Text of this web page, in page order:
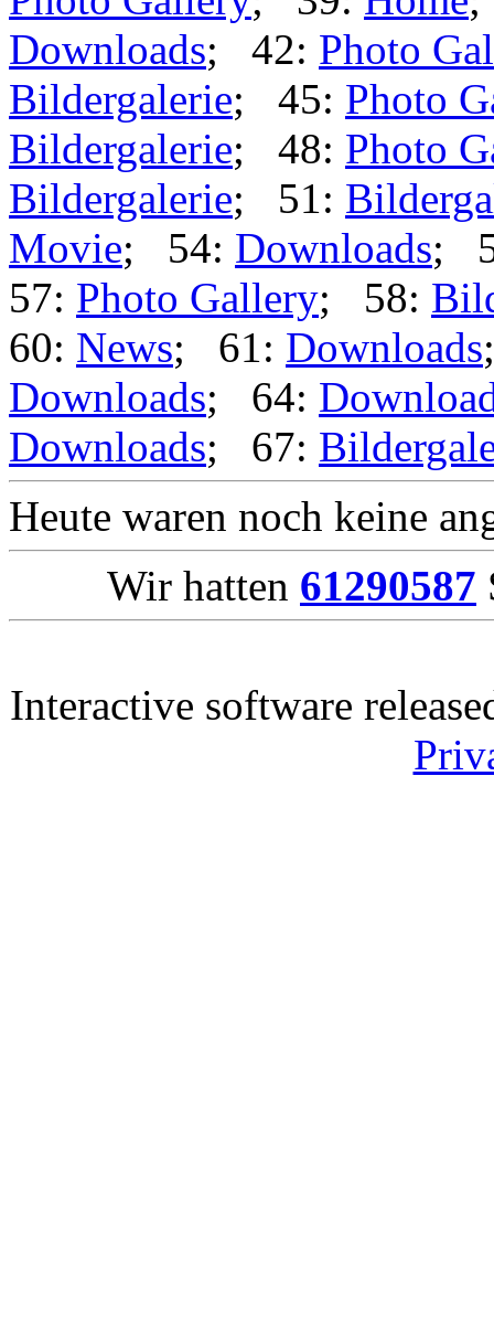
Downloads; 42: Photo
Bildergalerie; 45: Photo
Bildergalerie; 48: Photo
Bildergalerie; 51:
Movie; 54: Downloads;
57: Photo Gallery; 58:
60: News; 61: Downloads
Downloads; 64:
Downloads; 67:
Heute waren noch keine
Wir hatten 61290587
Interactive software